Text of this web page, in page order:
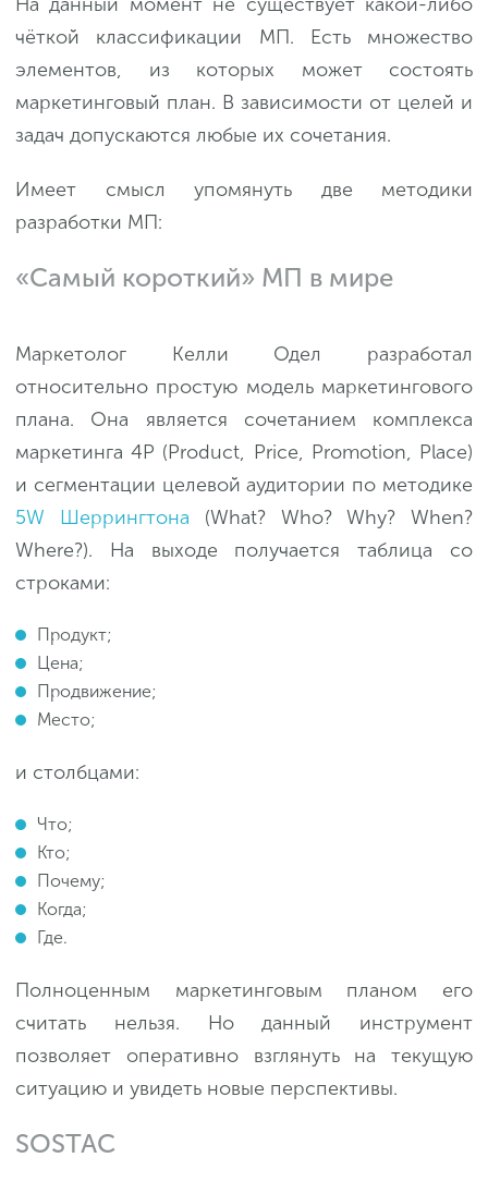
чёткой классификации МП. Есть множество
элементов, из которых может состоять
маркетинговый план. В зависимости от целей и
задач допускаются любые их сочетания.
Имеет смысл упомянуть две методики
разработки МП:
«Самый короткий» МП в мире
Маркетолог Келли Одел разработал
относительно простую модель маркетингового
плана. Она является сочетанием комплекса
маркетинга 4P (Product, Price, Promotion, Place)
и сегментации целевой аудитории по методике
5W Шеррингтона (What? Who? Why? When?
Where?). На выходе получается таблица со
строками:
Продукт;
Цена;
Продвижение;
Место;
и столбцами:
Что;
Кто;
Почему;
Когда;
Где.
Полноценным маркетинговым планом его
считать нельзя. Но данный инструмент
позволяет оперативно взглянуть на текущую
ситуацию и увидеть новые перспективы.
SOSTAC